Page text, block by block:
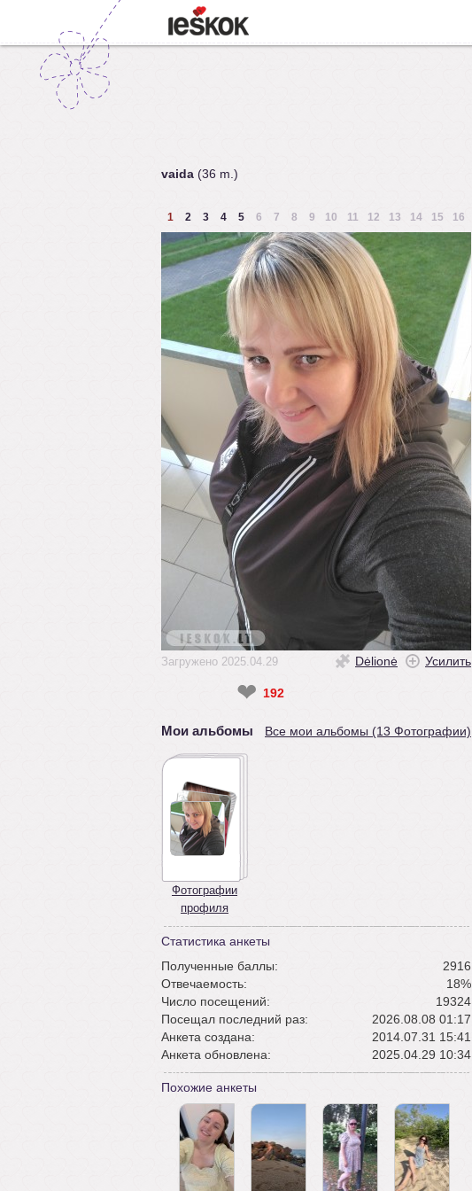
vaida (36 m.)
1 2 3 4 5 6 7 8 9 10 11 12 13 14 15 16
Загружено 2025.04.29 Dėlionė Усилить
❤ 192
Мои альбомы Все мои альбомы (13 Фотографии)
Фотографии
профиля
Статистика анкеты
Полученные баллы:
2916
Отвечаемость:
18%
Число посещений:
19324
Посещал последний раз:
2026.08.08 01:17
Анкета создана:
2014.07.31 15:41
Анкета обновлена:
2025.04.29 10:34
Похожие анкеты